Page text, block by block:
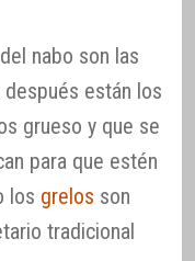
nabo son las
están los
grueso y que se
para que estén
los grelos son
tradicional